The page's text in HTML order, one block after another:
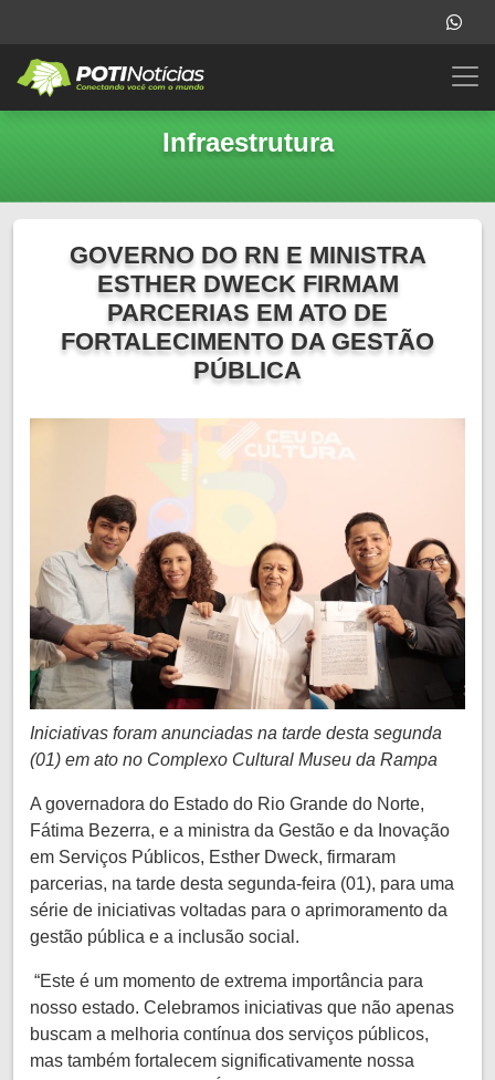
Infraestrutura
GOVERNO DO RN E MINISTRA
ESTHER DWECK FIRMAM
PARCERIAS EM ATO DE
FORTALECIMENTO DA GESTÃO
PÚBLICA
Iniciativas foram anunciadas na tarde desta segunda
(01) em ato no Complexo Cultural Museu da Rampa
A governadora do Estado do Rio Grande do Norte,
Fátima Bezerra, e a ministra da Gestão e da Inovação
em Serviços Públicos, Esther Dweck, firmaram
parcerias, na tarde desta segunda-feira (01), para uma
série de iniciativas voltadas para o aprimoramento da
gestão pública e a inclusão social.
“Este é um momento de extrema importância para
nosso estado. Celebramos iniciativas que não apenas
buscam a melhoria contínua dos serviços públicos,
mas também fortalecem significativamente nossa